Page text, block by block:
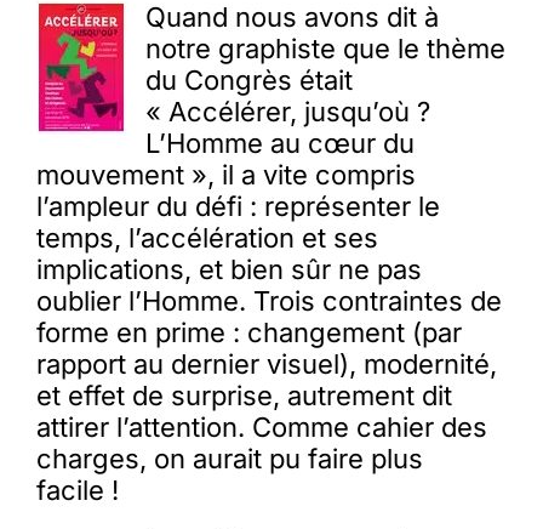
L’actu
Nous soutenir
La revue Responsables
Quand nous avons dit à
notre graphiste que le thème
du Congrès était
« Accélérer, jusqu’où ?
L’Homme au cœur du
mouvement », il a vite compris
l’ampleur du défi : représenter le
temps, l’accélération et ses
implications, et bien sûr ne pas
oublier l’Homme. Trois contraintes de
forme en prime : changement (par
rapport au dernier visuel), modernité,
et effet de surprise, autrement dit
attirer l’attention. Comme cahier des
charges, on aurait pu faire plus
facile !